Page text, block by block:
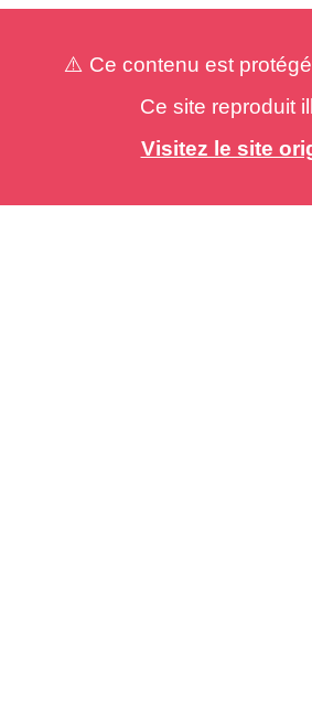
⚠️ Ce contenu est
Ce site reproduit
Visitez le site